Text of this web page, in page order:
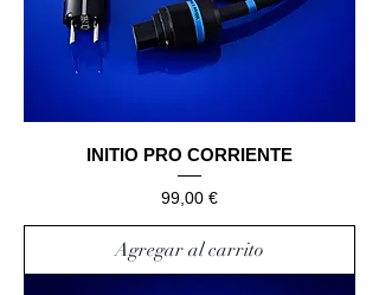
INITIO PRO CORRIENTE
Precio
99,00 €
Agregar al carrito